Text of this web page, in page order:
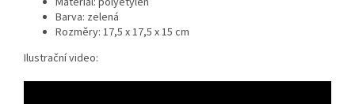
Barva: zelená
Rozměry: 17,5 x 17,5 x 15 cm
Ilustrační video: